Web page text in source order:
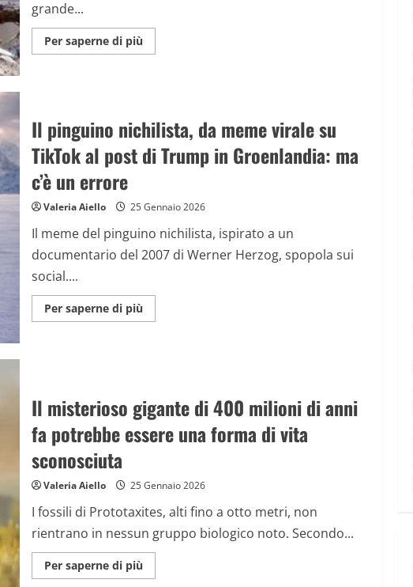
grande...
Per saperne di piùMaggiori
informazioni
splendido
passeriforme
gigante
dal
vederlo
Italia
Il pinguino nichilista, da meme virale su
TikTok al post di Trump in Groenlandia: ma
c’è un errore
Valeria Aiello 25 Gennaio 2026
Il meme del pinguino nichilista, ispirato a un
documentario del 2007 di Werner Herzog, spopola sui
social....
Per saperne di piùMaggiori
informazioni
su
TikTok
al
post
Groenlandia:
c’è
un
errore
Il misterioso gigante di 400 milioni di anni
fa potrebbe essere una forma di vita
sconosciuta
Valeria Aiello 25 Gennaio 2026
I fossili di Prototaxites, alti fino a otto metri, non
rientrano in nessun gruppo biologico noto. Secondo...
Per saperne di piùMaggiori
informazioni